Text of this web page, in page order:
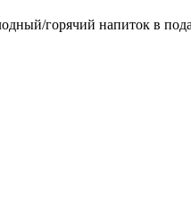
горячий напиток в